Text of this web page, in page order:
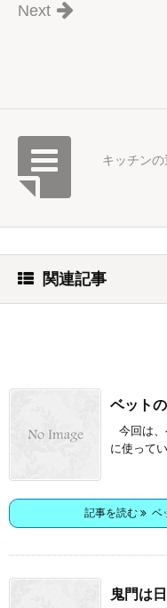
Next
キッチン
関連記事
ベット
今回は
に使って
記事を読む ベ
鬼門は